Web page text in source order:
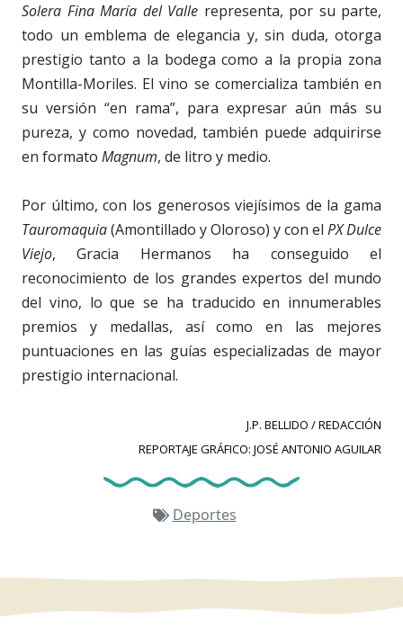
Solera Fina María del Valle representa, por su parte,
todo un emblema de elegancia y, sin duda, otorga
prestigio tanto a la bodega como a la propia zona
Montilla-Moriles. El vino se comercializa también en
su versión “en rama”, para expresar aún más su
pureza, y como novedad, también puede adquirirse
en formato Magnum, de litro y medio.
Por último, con los generosos viejísimos de la gama
Tauromaquia(Amontillado y Oloroso) y con el PX Dulce
Viejo, Gracia Hermanos ha conseguido el
reconocimiento de los grandes expertos del mundo
del vino, lo que se ha traducido en innumerables
premios y medallas, así como en las mejores
puntuaciones en las guías especializadas de mayor
prestigio internacional.
J.P. BELLIDO / REDACCIÓN
REPORTAJE GRÁFICO: JOSÉ ANTONIO AGUILAR
Deportes